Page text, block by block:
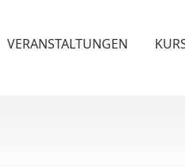
VERANSTALTUNGEN